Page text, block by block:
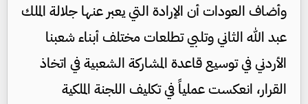
وأضاف العودات أن الإرادة التي يعبر عنها جلالة الملك
عبد الله الثاني وتلبي تطلعات مختلف أبناء شعبنا
الأردني في توسيع قاعدة المشاركة الشعبية في اتخاذ
القرار، انعكست عملياً في تكليف اللجنة الملكية